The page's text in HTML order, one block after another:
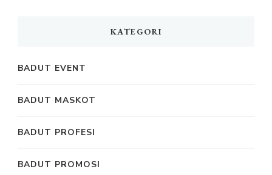
KATEGORI
BADUT EVENT
BADUT MASKOT
BADUT PROFESI
BADUT PROMOSI